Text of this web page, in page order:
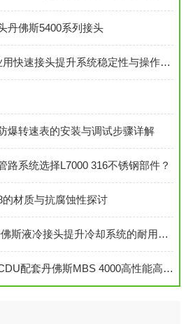
丹佛斯5400系列接头
5400-S5-8制冷行业用快速接头提升系统稳定性与操作便捷性
爆转速表的安装与调试步骤详解
路系统选择L7000 316不锈钢部件？
材质与抗腐蚀性探讨
如何通过UQD02丹佛斯液冷接头提升冷却系统的耐用性？
数据中心液冷机柜CDU配套丹佛斯MBS 4000高性能高精度压力传感器